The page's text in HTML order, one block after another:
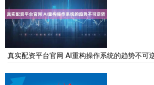
真实配资平台官网 AI重构操作系统的趋势不可